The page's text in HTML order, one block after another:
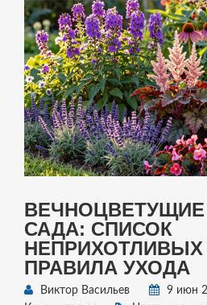
САДА: СПИСОК
НЕПРИХОТЛИВЫХ
ПРАВИЛА УХОДА
Виктор Васильев 9 июн